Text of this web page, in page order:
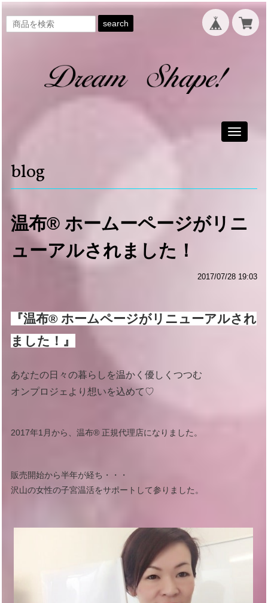
search
Toggle
blog
温布® ホームーページがリニ
ューアルされました！
2017/07/28 19:03
『温布®︎ ホームページがリニューアルされ
ました！』
あなたの日々の暮らしを温かく優しくつつむ
オンプロジェより想いを込めて♡
2017年1月から、温布®︎ 正規代理店になりました。
販売開始から半年が経ち・・・
沢山の女性の子宮温活をサポートして参りました。